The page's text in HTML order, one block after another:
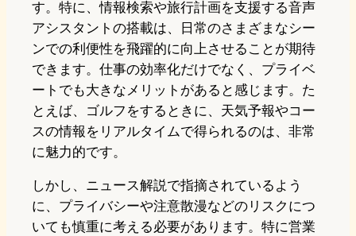
す。特に、情報検索や旅行計画を支援する音声
アシスタントの搭載は、日常のさまざまなシー
ンでの利便性を飛躍的に向上させることが期待
できます。仕事の効率化だけでなく、プライベ
ートでも大きなメリットがあると感じます。た
とえば、ゴルフをするときに、天気予報やコー
スの情報をリアルタイムで得られるのは、非常
に魅力的です。
しかし、ニュース解説で指摘されているよう
に、プライバシーや注意散漫などのリスクにつ
いても慎重に考える必要があります。特に営業